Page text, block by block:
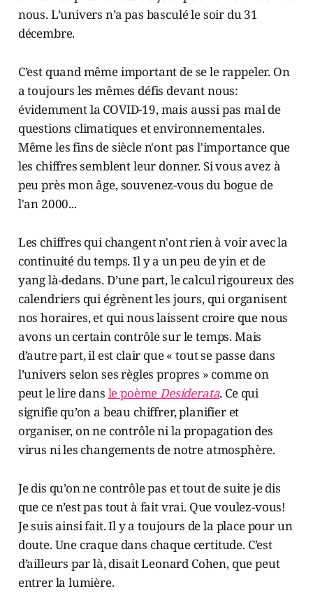
nous. L’univers n’a pas basculé le soir du 31
décembre.
C’est quand même important de se le rappeler. On
a toujours les mêmes défis devant nous:
évidemment la COVID-19, mais aussi pas mal de
questions climatiques et environnementales.
Même les fins de siècle n'ont pas l'importance que
les chiffres semblent leur donner. Si vous avez à
peu près mon âge, souvenez-vous du bogue de
l'an 2000...
Les chiffres qui changent n'ont rien à voir avec la
continuité du temps. Il y a un peu de yin et de
yang là-dedans. D’une part, le calcul rigoureux des
calendriers qui égrènent les jours, qui organisent
nos horaires, et qui nous laissent croire que nous
avons un certain contrôle sur le temps. Mais
d’autre part, il est clair que « tout se passe dans
l’univers selon ses règles propres » comme on
peut le lire dans le poèmeDesiderata. Ce qui
signifie qu’on a beau chiffrer, planifier et
organiser, on ne contrôle ni la propagation des
virus ni les changements de notre atmosphère.
Je dis qu’on ne contrôle pas et tout de suite je dis
que ce n’est pas tout à fait vrai. Que voulez-vous!
Je suis ainsi fait. Il y a toujours de la place pour un
doute. Une craque dans chaque certitude. C’est
d’ailleurs par là, disait Leonard Cohen, que peut
entrer la lumière.